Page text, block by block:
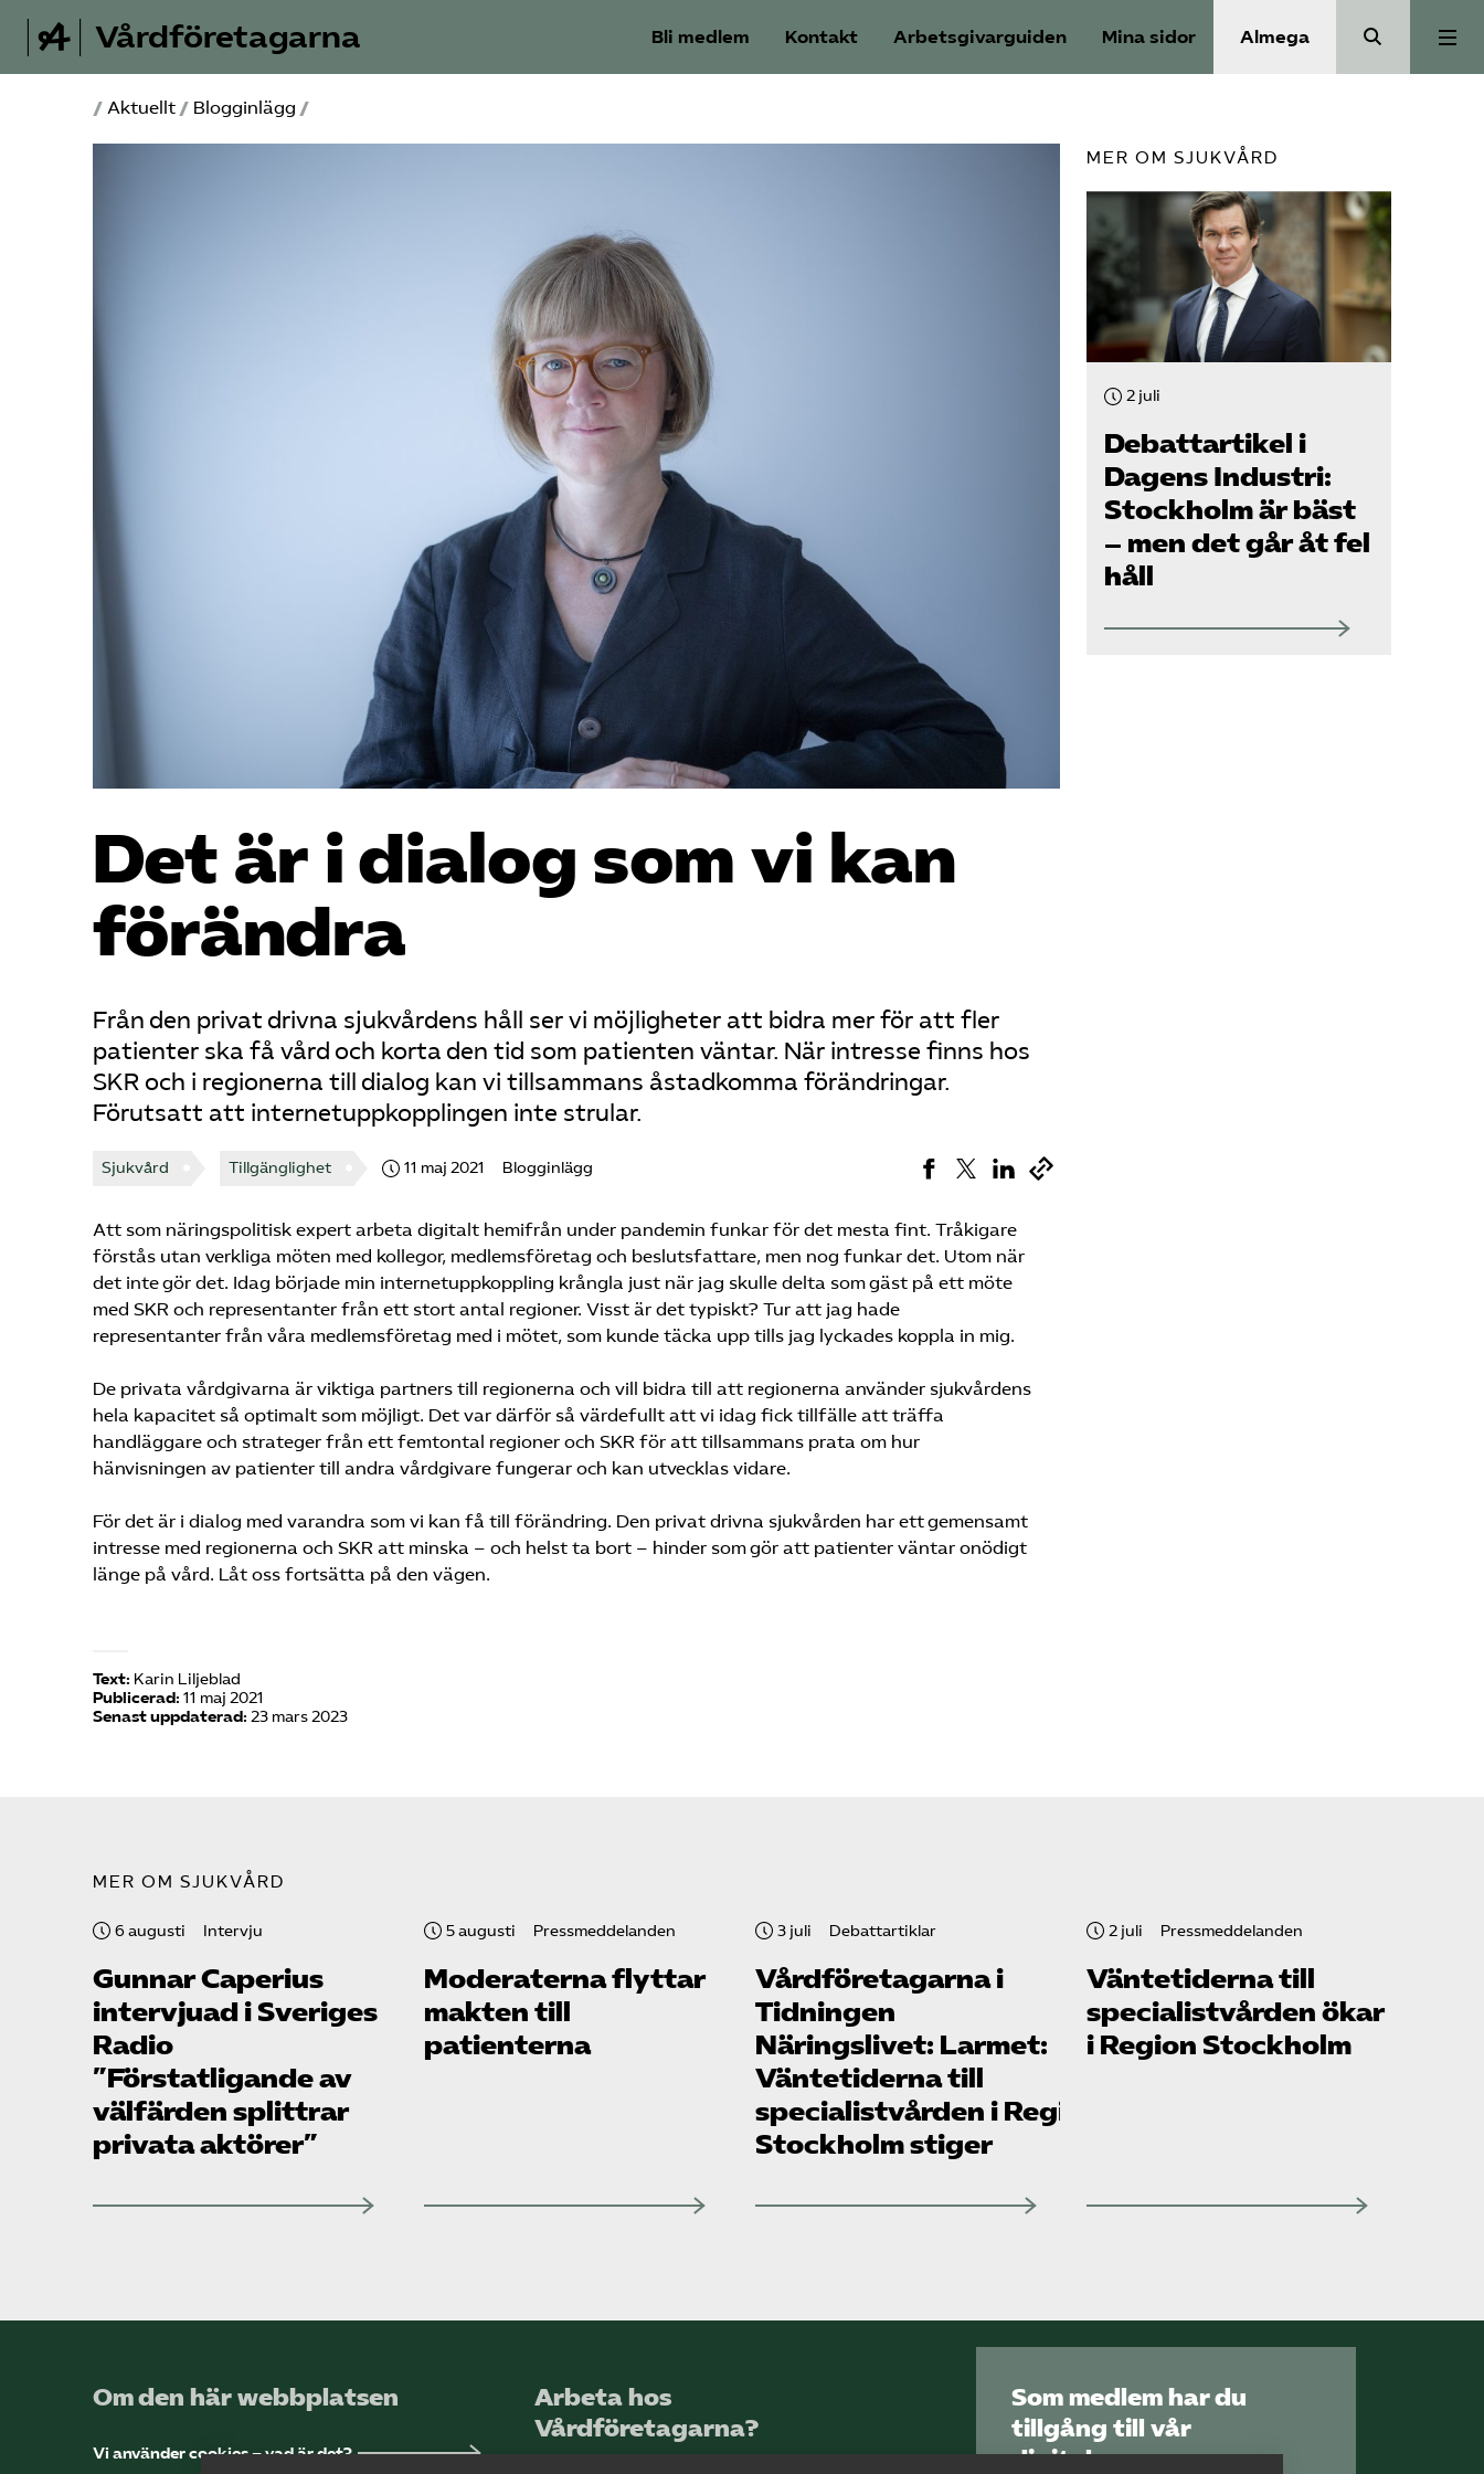
Vårdföretagarna Bli medlem Kontakt Arbetsgivarguiden Mina sidor Almega
Valmanifest
Medlemskap
Aktiviteter
Om oss
Kontakt
/ Aktuellt / Blogginlägg /
Det är i dialog som vi kan
förändra
Från den privat drivna sjukvårdens håll ser vi möjligheter att bidra mer för att fler
patienter ska få vård och korta den tid som patienten väntar. När intresse finns hos
SKR och i regionerna till dialog kan vi tillsammans åstadkomma förändringar.
Förutsatt att internetuppkopplingen inte strular.
Sjukvård Tillgänglighet 11 maj 2021 Blogginlägg
MER OM SJUKVÅRD
2 juli
Debattartikel i
Dagens Industri:
Stockholm är bäst
– men det går åt fel
håll
Att som näringspolitisk expert arbeta digitalt hemifrån under pandemin funkar för det mesta fint. Tråkigare
förstås utan verkliga möten med kollegor, medlemsföretag och beslutsfattare, men nog funkar det. Utom när
det inte gör det. Idag började min internetuppkoppling krångla just när jag skulle delta som gäst på ett möte
med SKR och representanter från ett stort antal regioner. Visst är det typiskt? Tur att jag hade
representanter från våra medlemsföretag med i mötet, som kunde täcka upp tills jag lyckades koppla in mig.
De privata vårdgivarna är viktiga partners till regionerna och vill bidra till att regionerna använder sjukvårdens
hela kapacitet så optimalt som möjligt. Det var därför så värdefullt att vi idag fick tillfälle att träffa
handläggare och strateger från ett femtontal regioner och SKR för att tillsammans prata om hur
hänvisningen av patienter till andra vårdgivare fungerar och kan utvecklas vidare.
För det är i dialog med varandra som vi kan få till förändring. Den privat drivna sjukvården har ett gemensamt
intresse med regionerna och SKR att minska – och helst ta bort – hinder som gör att patienter väntar onödigt
länge på vård. Låt oss fortsätta på den vägen.
Text: Karin Liljeblad
Publicerad: 11 maj 2021
Senast uppdaterad: 23 mars 2023
MER OM SJUKVÅRD
6 augusti Intervju
Gunnar Caperius
intervjuad i Sveriges
Radio
”Förstatligande av
välfärden splittrar
privata aktörer”
5 augusti Pressmeddelanden
Moderaterna flyttar
makten till
patienterna
3 juli Debattartiklar
Vård­företagarna i
Tidningen
Näringslivet: Larmet:
Väntetiderna till
specialistvården i Region
Stockholm stiger
2 juli Pressmeddelanden
Väntetiderna till
specialistvården ökar
i Region Stockholm
Om den här webbplatsen
Vi använder cookies – vad är det?
Arbeta hos
Vårdföretagarna?
Som medlem har du
tillgång till vår
digitala